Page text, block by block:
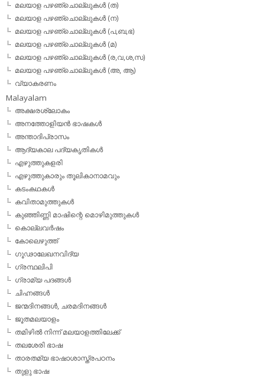
മലയാള പഴഞ്ചൊല്ലുകള്‍ (ത)
മലയാള പഴഞ്ചൊല്ലുകള്‍ (ന)
മലയാള പഴഞ്ചൊല്ലുകള്‍ (പ,ബ,ഭ)
മലയാള പഴഞ്ചൊല്ലുകള്‍ (മ)
മലയാള പഴഞ്ചൊല്ലുകള്‍ (ര,വ,ശ,സ)
മലയാള പഴഞ്ചൊല്ലുകൾ (അ, ആ)
വ്യാകരണം
Malayalam
അക്ഷരശ്ലോകം
അനത്തോളിയന്‍ ഭാഷകള്‍
അന്താദിപ്രാസം
ആദ്യകാല പദ്യകൃതികള്‍
എഴുത്തുകളരി
എഴുത്തുകാരും തൂലികാനാമവും
കടംകഥകള്‍
കവിതാമുത്തുകള്‍
കുഞ്ഞിണ്ണി മാഷിന്റെ മൊഴിമുത്തുകള്‍
കൊല്ലവര്‍ഷം
കോലെഴുത്ത്
ഗൂഢാലേഖനവിദ്യ
ഗ്രന്ഥലിപി
ഗ്രാമ്യ പദങ്ങള്‍
ചിഹ്നങ്ങള്‍
ജന്മദിനങ്ങള്‍, ചരമദിനങ്ങള്‍
ജൂതമലയാളം
തമിഴില്‍ നിന്ന് മലയാളത്തിലേക്ക്
തലശേരി ഭാഷ
താരതമ്യ ഭാഷാശാസ്ത്രപഠനം
തുളു ഭാഷ